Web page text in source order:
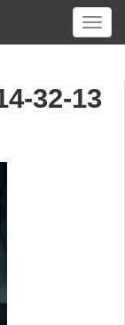
T
o
l
32-13